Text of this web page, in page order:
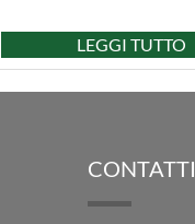
LEGGI TUTTO
CONTATTI